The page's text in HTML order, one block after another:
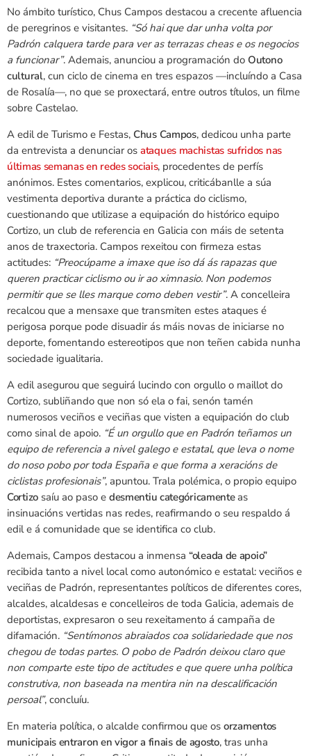
No ámbito turístico, Chus Campos destacou a crecente afluencia
de peregrinos e visitantes. “Só hai que dar unha volta por
Padrón calquera tarde para ver as terrazas cheas e os negocios
a funcionar”. Ademais, anunciou a programación do Outono
cultural, cun ciclo de cinema en tres espazos —incluíndo a Casa
de Rosalía—, no que se proxectará, entre outros títulos, un filme
sobre Castelao.
A edil de Turismo e Festas, Chus Campos, dedicou unha parte
da entrevista a denunciar os ataques machistas sufridos nas
últimas semanas en redes sociais, procedentes de perfís
anónimos. Estes comentarios, explicou, criticábanlle a súa
vestimenta deportiva durante a práctica do ciclismo,
cuestionando que utilizase a equipación do histórico equipo
Cortizo, un club de referencia en Galicia con máis de setenta
anos de traxectoria. Campos rexeitou con firmeza estas
actitudes: “Preocúpame a imaxe que iso dá ás rapazas que
queren practicar ciclismo ou ir ao ximnasio. Non podemos
permitir que se lles marque como deben vestir”. A concelleira
recalcou que a mensaxe que transmiten estes ataques é
perigosa porque pode disuadir ás máis novas de iniciarse no
deporte, fomentando estereotipos que non teñen cabida nunha
sociedade igualitaria.
A edil asegurou que seguirá lucindo con orgullo o maillot do
Cortizo, subliñando que non só ela o fai, senón tamén
numerosos veciños e veciñas que visten a equipación do club
como sinal de apoio. “É un orgullo que en Padrón teñamos un
equipo de referencia a nivel galego e estatal, que leva o nome
do noso pobo por toda España e que forma a xeracións de
ciclistas profesionais”, apuntou. Trala polémica, o propio equipo
Cortizosaíu ao paso e desmentiu categóricamenteas
insinuacións vertidas nas redes, reafirmando o seu respaldo á
edil e á comunidade que se identifica co club.
Ademais, Campos destacou a inmensa “oleada de apoio”
recibida tanto a nivel local como autonómico e estatal: veciños e
veciñas de Padrón, representantes políticos de diferentes cores,
alcaldes, alcaldesas e concelleiros de toda Galicia, ademais de
deportistas, expresaron o seu rexeitamento á campaña de
difamación. “Sentímonos abraiados coa solidariedade que nos
chegou de todas partes. O pobo de Padrón deixou claro que
non comparte este tipo de actitudes e que quere unha política
construtiva, non baseada na mentira nin na descalificación
persoal”, concluíu.
En materia política, o alcalde confirmou que os orzamentos
municipais entraron en vigor a finais de agosto, tras unha